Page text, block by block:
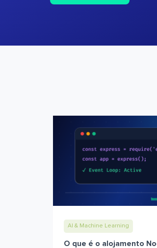
AI & Machine Learning
O que é o alojamento